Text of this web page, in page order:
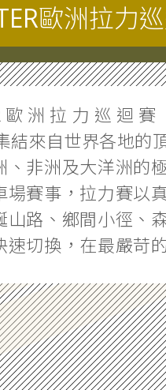
歐洲拉力
歐洲拉力巡迴賽
結來自世界各地的
、非洲及大洋洲的
場賽事，拉力賽以
山路、鄉間小徑、
速切換，在最嚴苛